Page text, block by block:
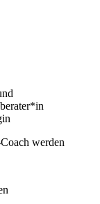
werden